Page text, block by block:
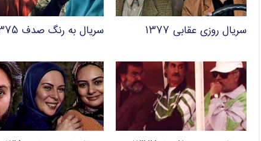
سریال روزی عقابی ۱۳۷۷ سریال به رنگ صدف ۱۳۷۵